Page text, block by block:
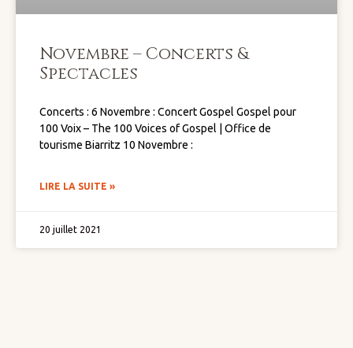
Novembre – Concerts &
Spectacles
Concerts : 6 Novembre : Concert Gospel Gospel pour
100 Voix – The 100 Voices of Gospel | Office de
tourisme Biarritz 10 Novembre :
LIRE LA SUITE »
20 juillet 2021